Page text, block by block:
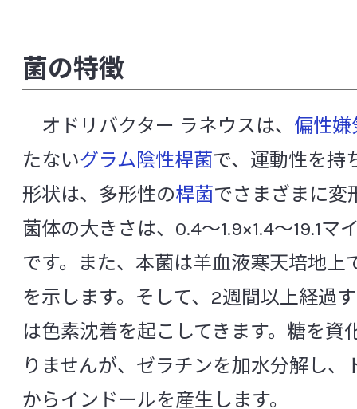
医薬品研究所
化粧品研究所
安全性研究所
分析試験研究所
非営利法人ヤクルト本社ヨーロッパ
アリスティペス インディスティンクタス
カンピロバクター ジェジュニ
キューティバクテリウム アクネス
クリステ
クロストリジウム パーフリンジェンス
クロストリディオイデス ディフィシル
コリンセラ アエロファシエンス
コリンセラ
[サ行]
サクシナティモナス ヒッペイ
サテレラ パル
サルモネラ エンテリカ
シュードモナス エル
菌の特徴
オドリバクター ラネウスは、 偏性嫌
たないグラム陰性桿菌で、運動性を持
形状は、多形性の桿菌でさまざまに変
菌体の大きさは、0.4～1.9×1.4～19.1マ
です。また、本菌は羊血液寒天培地上
を示します。そして、2週間以上経過
は色素沈着を起こしてきます。糖を資
りませんが、ゼラチンを加水分解し、
からインドールを産生します。